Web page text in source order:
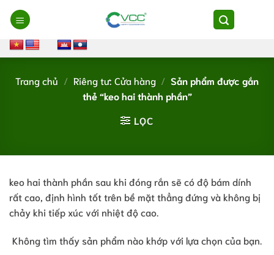
Chuyển
đến
nội
dung
Trang chủ / Riêng tư: Cửa hàng / Sản phẩm được gắn
thẻ “keo hai thành phần”
LỌC
keo hai thành phần sau khi đóng rắn sẽ có độ bám dính
rất cao, định hình tốt trên bề mặt thẳng đứng và không bị
chảy khi tiếp xúc với nhiệt độ cao.
Không tìm thấy sản phẩm nào khớp với lựa chọn của bạn.